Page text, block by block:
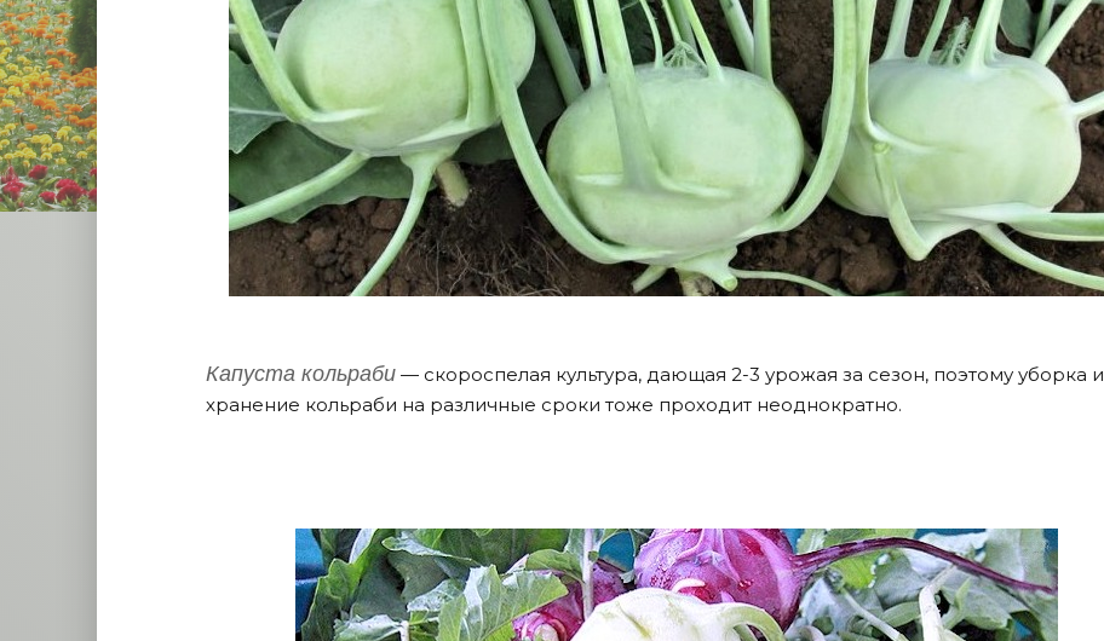
Капуста кольраби — скороспелая культура, дающая 2-3 урожая за сезон, поэтому уборка и
хранение кольраби на различные сроки тоже проходит неоднократно.